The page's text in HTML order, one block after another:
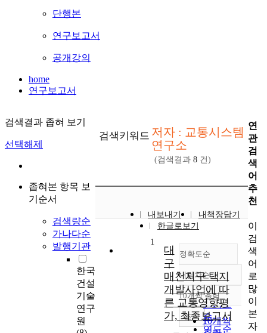
단행본
연구보고서
공개강의
home
연구보고서
검색결과 좁혀 보기
선택해제
좁혀본 항목 보
기순서
검색량순
가나다순
발행기관
한국
건설
기술
연구
원
검색키워드 저자 : 교통시스템
연구소
(검색결과 8 건)
내보내기
내책장담기
한글로보기
정확도순
정확도
순
인기도
순
연도순
내림차순
내림차순
10개씩 출력
10개씩
조회
1
대
구
매천지구 택지
개발사업에 따
른 교통영향평
가, 최종보고서
연
관
검
색
어
추
천
이
검
색
어
로
많
이
본
자